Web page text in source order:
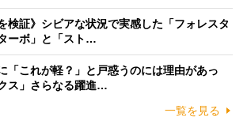
検証》シビアな状況で実感した「フォレスタ
ーボ」と「スト…
「これが軽？」と戸惑うのには理由があっ
ス」さらなる躍進…
一覧を見る